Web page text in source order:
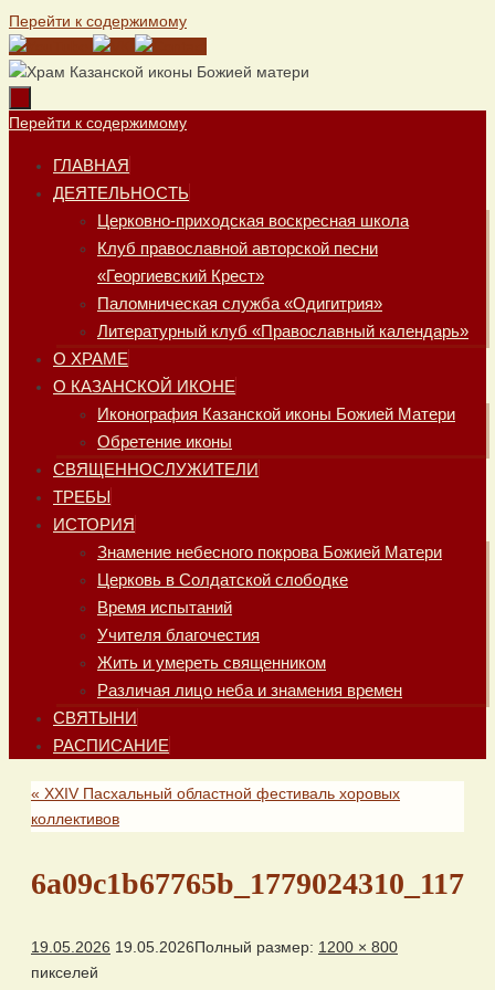
Перейти к содержимому
Перейти к содержимому
ГЛАВНАЯ
ДЕЯТЕЛЬНОСТЬ
Церковно-приходская воскресная школа
Клуб православной авторской песни
«Георгиевский Крест»
Паломническая служба «Одигитрия»
Литературный клуб «Православный календарь»
О ХРАМЕ
О КАЗАНСКОЙ ИКОНЕ
Иконография Казанской иконы Божией Матери
Обретение иконы
СВЯЩЕННОСЛУЖИТЕЛИ
ТРЕБЫ
ИСТОРИЯ
Знамение небесного покрова Божией Матери
Церковь в Солдатской слободке
Время испытаний
Учителя благочестия
Жить и умереть священником
Различая лицо неба и знамения времен
СВЯТЫНИ
РАСПИСАНИЕ
« XXIV Пасхальный областной фестиваль хоровых
коллективов
6a09c1b67765b_1779024310_117
19.05.2026 19.05.2026Полный размер: 1200 × 800
пикселей